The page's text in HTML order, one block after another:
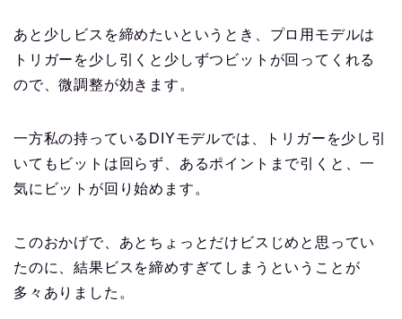
あと少しビスを締めたいというとき、プロ用モデルは
トリガーを少し引くと少しずつビットが回ってくれる
ので、微調整が効きます。
一方私の持っているDIYモデルでは、トリガーを少し引
いてもビットは回らず、あるポイントまで引くと、一
気にビットが回り始めます。
このおかげで、あとちょっとだけビスじめと思ってい
たのに、結果ビスを締めすぎてしまうということが
多々ありました。